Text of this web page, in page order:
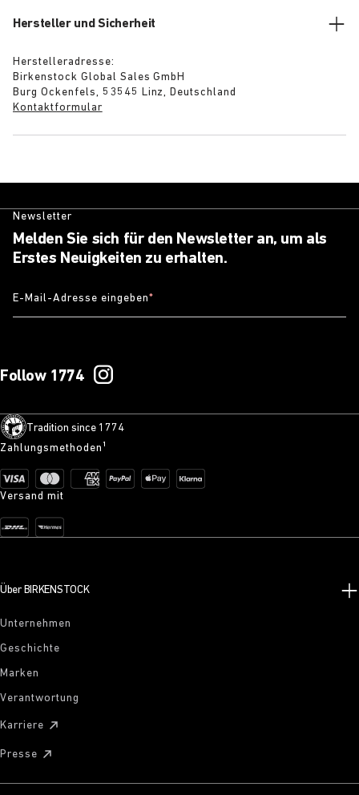
Hersteller und Sicherheit
Herstelleradresse:
Birkenstock Global Sales GmbH
Burg Ockenfels, 53545 Linz, Deutschland
Kontaktformular
Newsletter
Melden Sie sich für den Newsletter an, um als
Erstes Neuigkeiten zu erhalten.
E-Mail-Adresse eingeben*
Follow 1774
Tradition since 1774
Zahlungsmethoden¹
Versand mit
Über BIRKENSTOCK
Unternehmen
Geschichte
Marken
Verantwortung
Karriere
Presse